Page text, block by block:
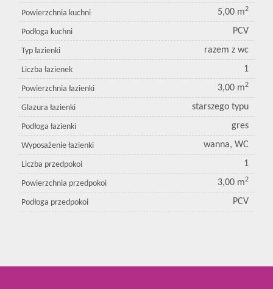
Powierzchnia kuchni 5,00 m2
Podłoga kuchni PCV
Typ łazienki razem z wc
Liczba łazienek 1
Powierzchnia łazienki 3,00 m2
Glazura łazienki starszego typu
Podłoga łazienki gres
Wyposażenie łazienki wanna, WC
Liczba przedpokoi 1
Powierzchnia przedpokoi 3,00 m2
Podłoga przedpokoi PCV